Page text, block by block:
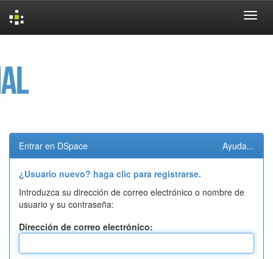
Entrar en DSpace Ayuda...
¿Usuario nuevo? haga clic para registrarse.
Introduzca su dirección de correo electrónico o nombre de
usuario y su contraseña:
Dirección de correo electrónico: